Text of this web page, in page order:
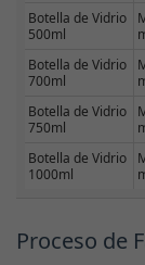
Botella de Vidrio
500ml
Botella de Vidrio
700ml
Botella de Vidrio
750ml
Botella de Vidrio
1000ml
Proceso de